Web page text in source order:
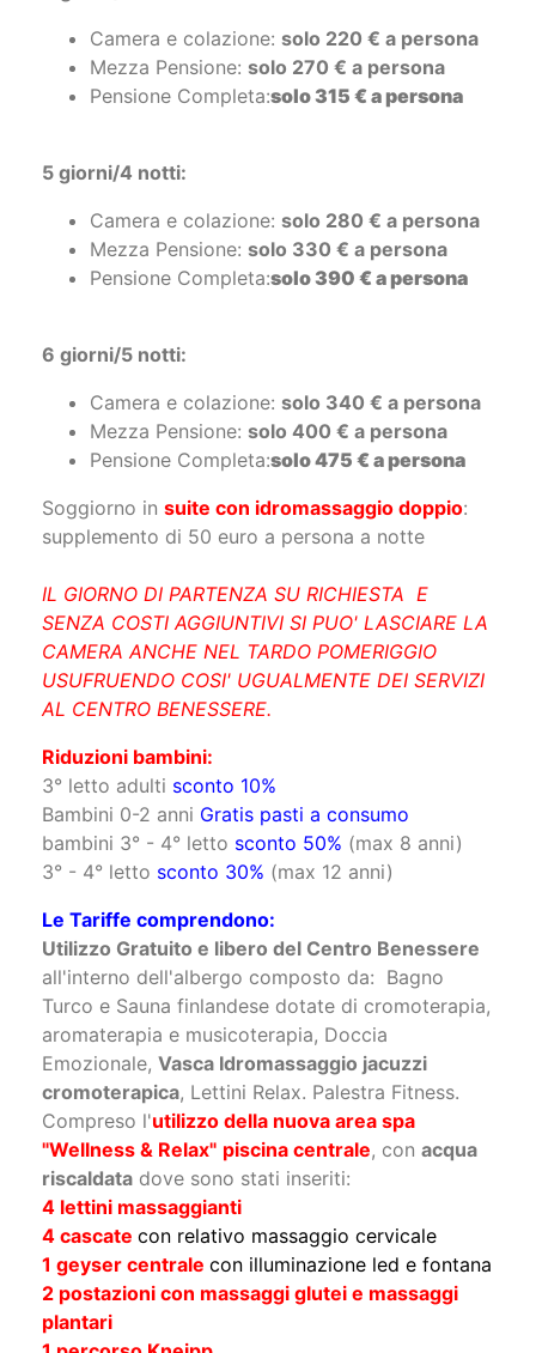
4 giorni/3 notti:
Camera e colazione:solo 220 € a persona
5 giorni/4 notti:
Camera e colazione:solo 280 € a persona
6 giorni/5 notti:
Camera e colazione:solo 340 € a persona
Pensione Completa:solo 475 € a persona
supplemento di 50 euro a persona a notte
IL GIORNO DI PARTENZA SU RICHIESTA E
SENZA COSTI AGGIUNTIVI SI PUO' LASCIARE LA
CAMERA ANCHE NEL TARDO POMERIGGIO
AL CENTRO BENESSERE.
Riduzioni bambini:
3° letto adultisconto 10%
Bambini 0-2 anniGratis pasti a consumo
3° - 4° lettosconto 30%(max 12 anni)
Le Tariffe comprendono:
Utilizzo Gratuito e libero del Centro Benessere
all'interno dell'albergo composto da: Bagno
Turco e Sauna finlandese dotate di cromoterapia,
aromaterapia e musicoterapia, Doccia
Emozionale,Vasca Idromassaggio jacuzzi
cromoterapica, Lettini Relax. Palestra Fitness.
Compreso l'utilizzo della nuova area spa
"Wellness & Relax" piscina centrale
riscaldata dove sono stati inseriti:
4 lettini massaggianti
4 cascatecon relativo massaggio cervicale
1 geyser centrale
2 postazioni con massaggi glutei e massaggi